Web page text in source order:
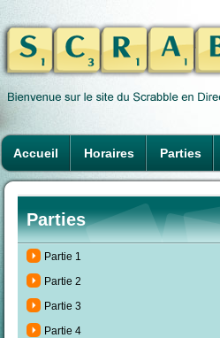
Accueil Horaires Parties
Parties
Partie 1
Partie 2
Partie 3
Partie 4